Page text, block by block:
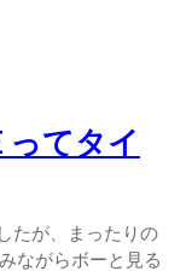
ってタイ
たが、まったりの
ながらボーと見る